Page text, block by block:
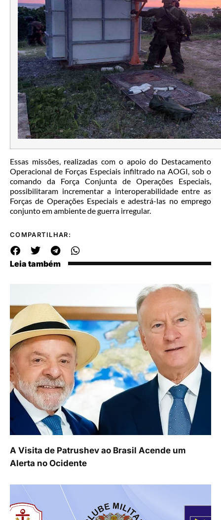
Essas missões, realizadas com o apoio do Destacamento
Operacional de Forças Especiais infiltrado na AOGI, sob o
comando da Força Conjunta de Operações Especiais,
possibilitaram incrementar a interoperabilidade entre as
Forças de Operações Especiais e adestrá-las no emprego
conjunto em ambiente de guerra irregular.
COMPARTILHAR:
Leia também
A Visita de Patrushev ao Brasil Acende um
Alerta no Ocidente